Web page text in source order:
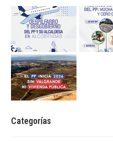
Categorías